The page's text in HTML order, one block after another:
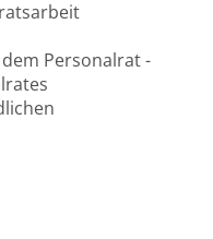
Personalrat -